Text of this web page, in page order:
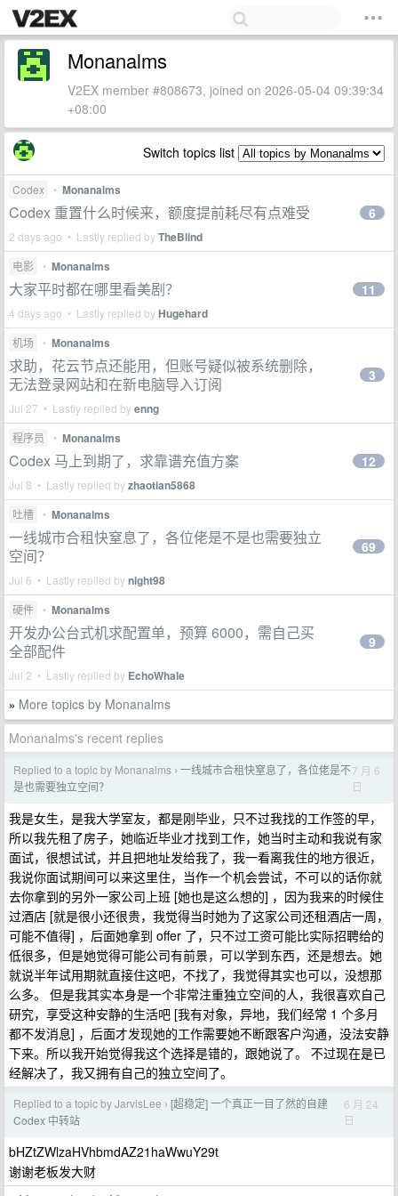
Monanalms
V2EX member #808673, joined on 2026-05-04 09:39:34
+08:00
Switch topics list
Codex • Monanalms
Codex 重置什么时候来，额度提前耗尽有点难受
2 days ago • Lastly replied byTheBlind
6
电影 • Monanalms
大家平时都在哪里看美剧？
4 days ago • Lastly replied byHugehard
11
机场 • Monanalms
求助，花云节点还能用，但账号疑似被系统删除，
无法登录网站和在新电脑导入订阅
Jul 27 • Lastly replied byenng
3
程序员 • Monanalms
Codex 马上到期了，求靠谱充值方案
Jul 8 • Lastly replied byzhaotian5868
12
吐槽 • Monanalms
一线城市合租快窒息了，各位佬是不是也需要独立
空间？
Jul 6 • Lastly replied bynight98
69
硬件 • Monanalms
开发办公台式机求配置单，预算 6000，需自己买
全部配件
Jul 2 • Lastly replied by EchoWhale
9
» More topics by Monanalms
Monanalms's recent replies
Replied to a topic by Monanalms › 一线城市合租快窒息了，各位佬是不
是也需要独立空间？
7 月 6
日
我是女生，是我大学室友，都是刚毕业，只不过我找的工作签的早，
所以我先租了房子，她临近毕业才找到工作，她当时主动和我说有家
面试，很想试试，并且把地址发给我了，我一看离我住的地方很近，
我说你面试期间可以来这里住，当作一个机会尝试，不可以的话你就
去你拿到的另外一家公司上班 [她也是这么想的] ，因为我来的时候住
过酒店 [就是很小还很贵，我觉得当时她为了这家公司还租酒店一周，
可能不值得] ，后面她拿到 offer 了，只不过工资可能比实际招聘给的
低很多，但是她觉得可能公司有前景，可以学到东西，还是想去。她
就说半年试用期就直接住这吧，不找了，我觉得其实也可以，没想那
么多。 但是我其实本身是一个非常注重独立空间的人，我很喜欢自己
研究，享受这种安静的生活吧 [我有对象，异地，我们经常 1 个多月
都不发消息] ，后面才发现她的工作需要她不断跟客户沟通，没法安静
下来。所以我开始觉得我这个选择是错的，跟她说了。 不过现在是已
经解决了，我又拥有自己的独立空间了。
Replied to a topic by JarvisLee › [超稳定] 一个真正一目了然的自建
Codex 中转站
6 月 24
日
bHZtZWlzaHVhbmdAZ21haWwuY29t
谢谢老板发大财